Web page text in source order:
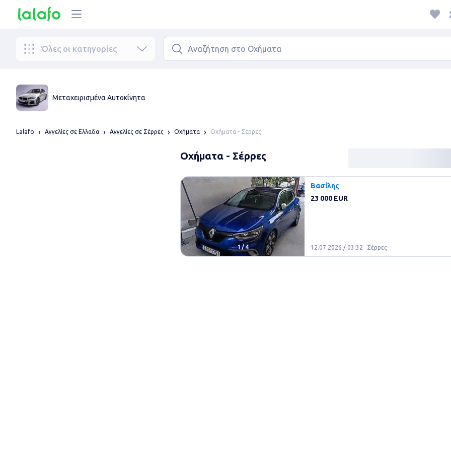
Όλες οι κατηγορίες
Μεταχειρισμένα Αυτοκίνητα
Lalafo Αγγελίες σε Ελλαδα Αγγελίες σε Σέρρες Οχήματα Οχήματα - Σέρρες
Οχήματα - Σέρρες
1/4
Βασίλης
23 000 EUR
12.07.2026 / 03:32 Σέρρες